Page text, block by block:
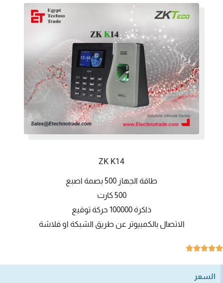
ZK K14
طاقة الجهاز 500 بصمة اصبع
500 كارت
ذاكرة 100000 حركة توقيع
الاتصال بالكمبيوتر عن طريق الشبكة او فلاشة





السعر